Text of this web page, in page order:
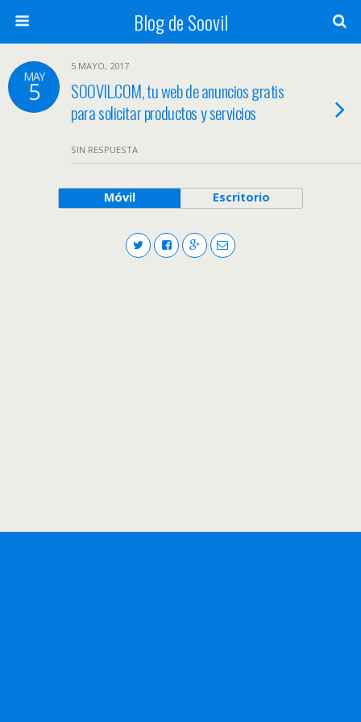
Blog de Soovil
MAY
5
5 MAYO, 2017
SOOVIL.COM, tu web de anuncios gratis
para solicitar productos y servicios
SIN RESPUESTA
Móvil Escritorio